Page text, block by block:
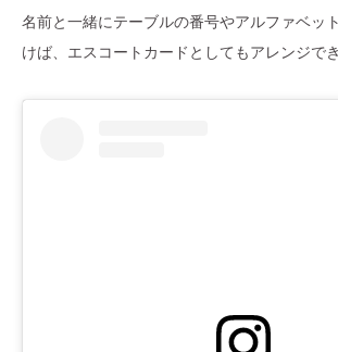
名前と一緒にテーブルの番号やアルファベッ
けば、エスコートカードとしてもアレンジでき